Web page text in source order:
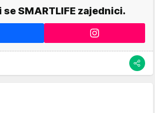
SMARTLIFE zajednici.